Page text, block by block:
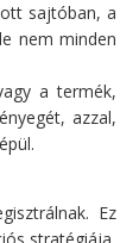
sajtóban, a
nem minden
a termék,
azzal,
Ez